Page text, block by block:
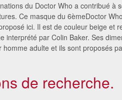
du Doctor Who a contribué à
Ce masque du 6èmeDoctor
ici. Il est de couleur beige et
interprété par Colin Baker. Ses
homme adulte et ils sont proposés
de recherche.